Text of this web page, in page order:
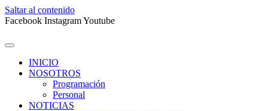
Saltar al contenido
Facebook InstagramYoutube
INICIO
NOSOTROS
Programación
Personal
NOTICIAS